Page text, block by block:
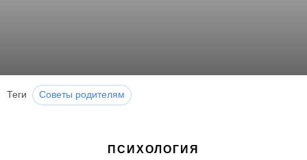
Теги Советы родителям
ПСИХОЛОГИЯ